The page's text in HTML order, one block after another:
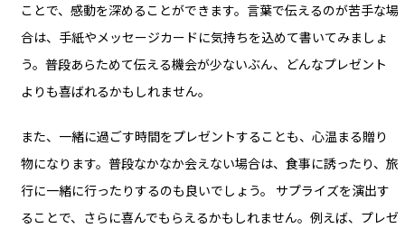
ことで、感動を深めることができます。言葉で伝えるのが苦手な場
合は、手紙やメッセージカードに気持ちを込めて書いてみましょ
う。普段あらためて伝える機会が少ないぶん、どんなプレゼント
よりも喜ばれるかもしれません。
また、一緒に過ごす時間をプレゼントすることも、心温まる贈り
物になります。普段なかなか会えない場合は、食事に誘ったり、旅
行に一緒に行ったりするのも良いでしょう。 サプライズを演出す
ることで、さらに喜んでもらえるかもしれません。例えば、プレゼ